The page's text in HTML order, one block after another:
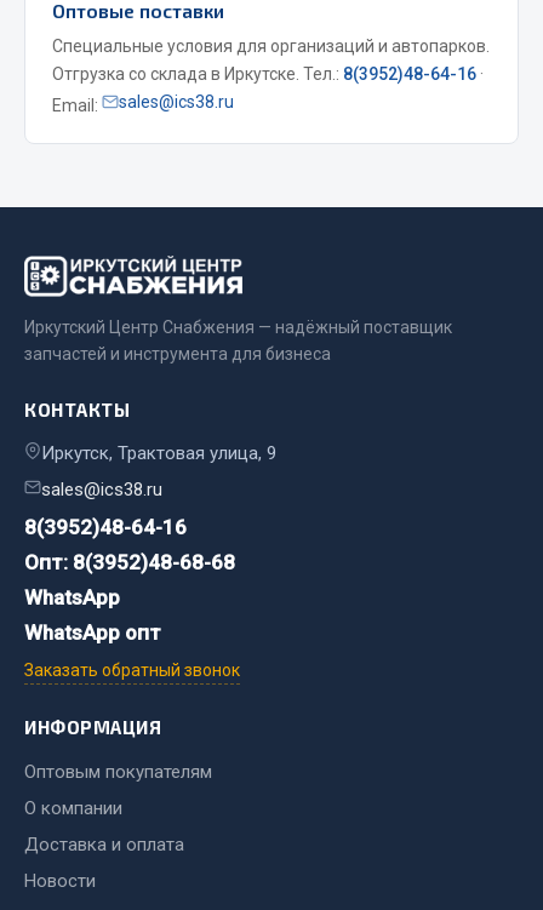
Подвеска
Тормозная система
Двери
Весь раздел
Запчасти Урал
Двигатель
Мост задний
Система питания
Система выпуска газа
Сцепление
Тормозная система
Двигатель
Система питания
Оптовые поставки
Специальные условия для организаций и автопарков.
Отгрузка со склада в Иркутске. Тел.: 8(3952)48-64-16 ·
Email:
sales@ics38.ru
Иркутский Центр Снабжения — надёжный поставщик
запчастей и инструмента для бизнеса
КОНТАКТЫ
Иркутск, Трактовая улица, 9
sales@ics38.ru
8(3952)48-64-16
Опт: 8(3952)48-68-68
WhatsApp
WhatsApp опт
Заказать обратный звонок
ИНФОРМАЦИЯ
Оптовым покупателям
О компании
Доставка и оплата
Новости